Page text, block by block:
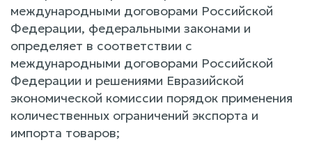
международными договорами Российской
Федерации, федеральными законами и
определяет в соответствии с
международными договорами Российской
Федерации и решениями Евразийской
экономической комиссии порядок применения
количественных ограничений экспорта и
импорта товаров;